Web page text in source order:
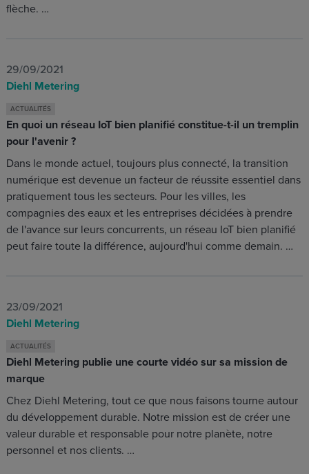
flèche. …
29/09/2021
Diehl Metering
ACTUALITÉS
En quoi un réseau IoT bien planifié constitue-t-il un tremplin
pour l'avenir ?
Dans le monde actuel, toujours plus connecté, la transition
numérique est devenue un facteur de réussite essentiel dans
pratiquement tous les secteurs. Pour les villes, les
compagnies des eaux et les entreprises décidées à prendre
de l'avance sur leurs concurrents, un réseau IoT bien planifié
peut faire toute la différence, aujourd'hui comme demain. …
23/09/2021
Diehl Metering
ACTUALITÉS
Diehl Metering publie une courte vidéo sur sa mission de
marque
Chez Diehl Metering, tout ce que nous faisons tourne autour
du développement durable. Notre mission est de créer une
valeur durable et responsable pour notre planète, notre
personnel et nos clients. …